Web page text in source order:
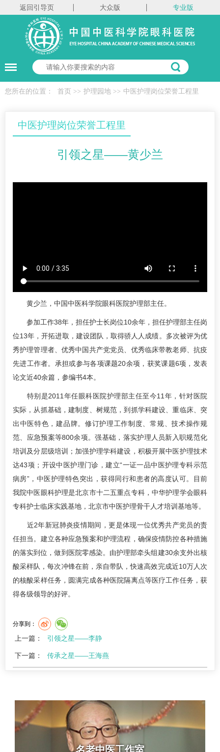
返回引导页 大众版 专业版
您所在的位置： 首页 >> 护理园地 >> 中医护理岗位荣誉工程里
中医护理岗位荣誉工程里
引领之星——黄少兰
黄少兰，中国中医科学院眼科医院护理部主任。
参加工作38年，担任护士长岗位10余年，担任护理部主任岗
位13年，开拓进取，建设团队，取得骄人人成绩。多次被评为优
秀护理管理者、优秀中国共产党党员、优秀临床带教老师、抗疫
先进工作者。承担或参与各项课题20余项，获奖课题6项，发表
论文近40余篇，参编书4本。
特别是2011年任眼科医院护理部主任至今11年，针对医院
实际，从抓基础，建制度、树规范，到抓学科建设、重临床、突
出中医特色，建品牌。修订护理工作制度、常规、技术操作规
范、应急预案等800余项。强基础，落实护理人员新入职规范化
培训及分层级培训；加强护理学科建设，积极开展中医护理技术
达43项；开设中医护理门诊，建立“一证一品中医护理专科示范
病房”，中医护理特色突出，获得同行和患者的高度认可。目前
我院中医眼科护理是北京市十二五重点专科，中华护理学会眼科
专科护士临床实践基地，北京市中医护理骨干人才培训基地等。
近2年新冠肺炎疫情期间，更是体现一位优秀共产党员的责
任担当。建立各种应急预案和护理流程，确保疫情防控各种措施
的落实到位，做到医院零感染。由护理部牵头组建30余支外出核
酸采样队，每次冲锋在前，亲自带队，快速高效完成近10万人次
的核酸采样任务，圆满完成各种医院隔离点等医疗工作任务，获
得各级领导的好评。
分享到：
上一篇： 引领之星——李静
下一篇： 传承之星——王海燕
名老中医工作室